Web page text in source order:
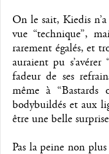
On le sait, Kiedis
vue “technique”,
rarement égalés, et
auraient pu s’avérer
fadeur de ses
même à
bodybuildés et aux
être une belle
Pas la peine non